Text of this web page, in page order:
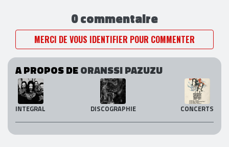
0 commentaire
MERCI DE VOUS IDENTIFIER POUR COMMENTER
A PROPOS DEORANSSI PAZUZU
INTEGRAL DISCOGRAPHIE CONCERTS